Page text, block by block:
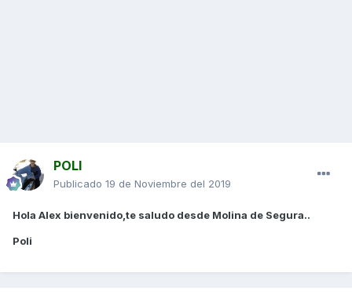
POLI
Publicado 19 de Noviembre del 2019
Hola Alex bienvenido,te saludo desde Molina de Segura..
Poli